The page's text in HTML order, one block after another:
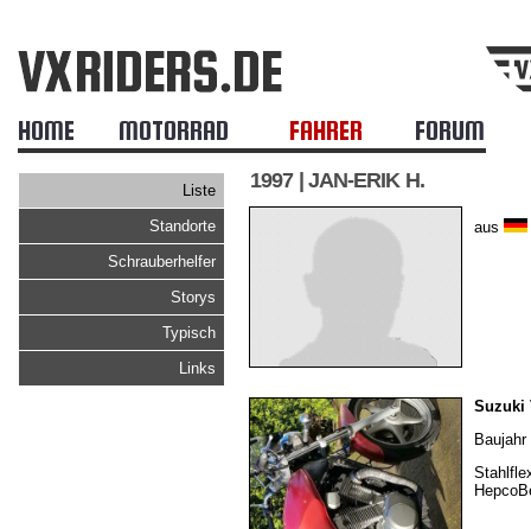
HOME MOTORRAD FAHRER FORUM
Liste
Standorte
Schrauberhelfer
Storys
Typisch
Links
1997 | JAN-ERIK H.
aus
Suzuki